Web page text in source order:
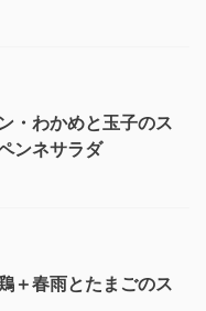
・わかめと玉子のス
ンネサラダ
＋春雨とたまごのス